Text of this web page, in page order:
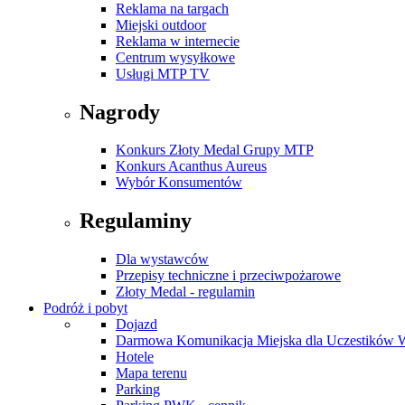
Reklama na targach
Miejski outdoor
Reklama w internecie
Centrum wysyłkowe
Usługi MTP TV
Nagrody
Konkurs Złoty Medal Grupy MTP
Konkurs Acanthus Aureus
Wybór Konsumentów
Regulaminy
Dla wystawców
Przepisy techniczne i przeciwpożarowe
Złoty Medal - regulamin
Podróż i pobyt
Dojazd
Darmowa Komunikacja Miejska dla Uczestików
Hotele
Mapa terenu
Parking